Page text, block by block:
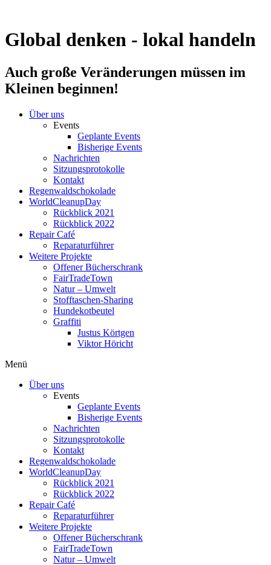
springen
Global denken - lokal handeln
Auch große Veränderungen müssen im
Kleinen beginnen!
Über uns
Events
Geplante Events
Bisherige Events
Nachrichten
Sitzungsprotokolle
Kontakt
Regenwaldschokolade
WorldCleanupDay
Rückblick 2021
Rückblick 2022
Repair Café
Reparaturführer
Weitere Projekte
Offener Bücherschrank
FairTradeTown
Natur – Umwelt
Stofftaschen-Sharing
Hundekotbeutel
Graffiti
Justus Körtgen
Viktor Höricht
Menü
Über uns
Events
Geplante Events
Bisherige Events
Nachrichten
Sitzungsprotokolle
Kontakt
Regenwaldschokolade
WorldCleanupDay
Rückblick 2021
Rückblick 2022
Repair Café
Reparaturführer
Weitere Projekte
Offener Bücherschrank
FairTradeTown
Natur – Umwelt